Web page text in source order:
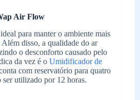
Air Flow
para manter o ambiente mais
disso, a qualidade do ar
o desconforto causado pelo
da vez é o Umidificador de
com reservatório para quatro
utilizado por 12 horas.